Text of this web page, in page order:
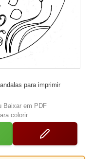
para imprimir
Baixar em PDF
colorir